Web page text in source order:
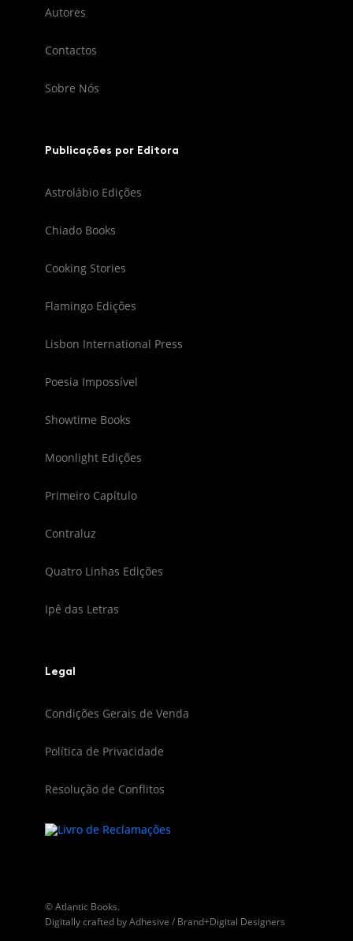
Autores
Contactos
Sobre Nós
Publicações por Editora
Astrolábio Edições
Chiado Books
Cooking Stories
Flamingo Edições
Lisbon International Press
Poesia Impossível
Showtime Books
Moonlight Edições
Primeiro Capítulo
Contraluz
Quatro Linhas Edições
Ipê das Letras
Legal
Condições Gerais de Venda
Política de Privacidade
Resolução de Conflitos
© Atlantic Books.
Digitally crafted byAdhesive / Brand+Digital Designers